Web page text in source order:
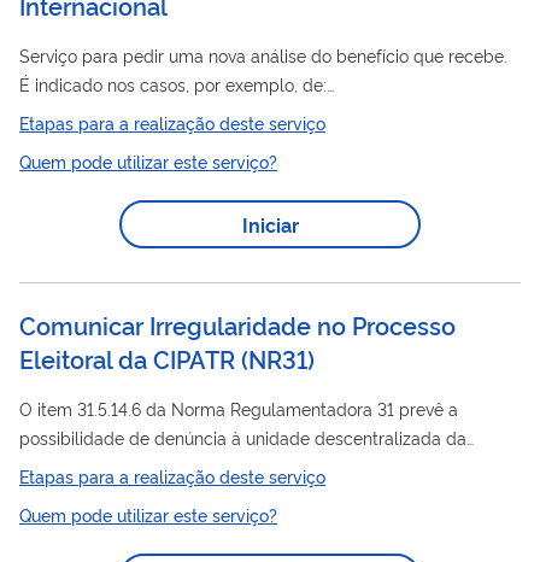
Base de Cálculo...
Serviço para pedir uma nova análise do benefício que recebe.
É indicado nos casos, por exemplo, de:
Inclusão/alteração/exclusão de períodos de trabalho, inclusive
no exterior; Ajustes do valor do benefício;
Inclusão/alteração/exclusão de dependentes; Apresentação
de novos documentos. Este pedido é realizado totalmente pela
internet, você não precisa ir ao INSS.
Etapas para a realização deste serviço
Quem pode utilizar este serviço?
Iniciar
Comunicar Irregularidade no Processo
Eleitoral da CIPATR (NR31)
O item 31.5.14.6 da Norma Regulamentadora 31 prevê a
possibilidade de denúncia à unidade descentralizada da
Inspeção do Trabalho
em até 30 (trinta) dias da data da posse dos novos membros
Etapas para a realização deste serviço
Quem pode utilizar este serviço?